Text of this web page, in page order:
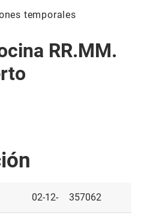
temporales
RR.MM.
02-12- 357062